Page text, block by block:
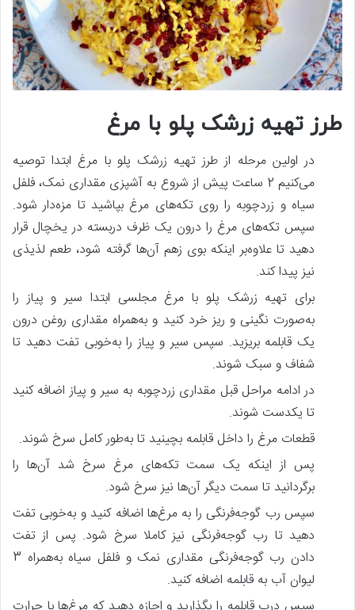
طرز تهیه زرشک پلو با مرغ
در اولین مرحله از طرز تهیه زرشک پلو با مرغ ابتدا توصیه
می‌کنیم 2 ساعت پیش‌ از شروع به آشپزی مقداری نمک، فلفل
سیاه و زردچوبه را روی تکه‌های مرغ بپاشید تا مزه‌دار شود.
سپس تکه‌های مرغ را درون یک ظرف دربسته در یخچال قرار
دهید تا علاوه‌بر اینکه بوی زهم آن‌ها گرفته شود، طعم لذیذی
نیز پیدا کند.
برای تهیه زرشک پلو با مرغ مجلسی ابتدا سیر و پیاز را
به‌صورت نگینی و ریز خرد کنید و به‌همراه مقداری روغن درون
یک قابلمه بریزید. سپس سیر و پیاز را به‌خوبی تفت دهید تا
شفاف و سبک شوند.
در ادامه مراحل قبل مقداری زردچوبه به سیر و پیاز اضافه کنید
تا یکدست شوند.
قطعات مرغ را داخل قابلمه بچینید تا به‌طور کامل سرخ شوند.
پس‌ از اینکه یک سمت تکه‌های مرغ سرخ شد آن‌ها را
برگردانید تا سمت دیگر آن‌ها نیز سرخ شود.
سپس رب گوجه‌فرنگی را به مرغ‌ها اضافه کنید و به‌خوبی تفت
دهید تا رب گوجه‌فرنگی نیز کاملا سرخ شود. پس‌ از تفت
دادن رب گوجه‌فرنگی مقداری نمک و فلفل سیاه به‌همراه 3
لیوان آب به قابلمه اضافه کنید.